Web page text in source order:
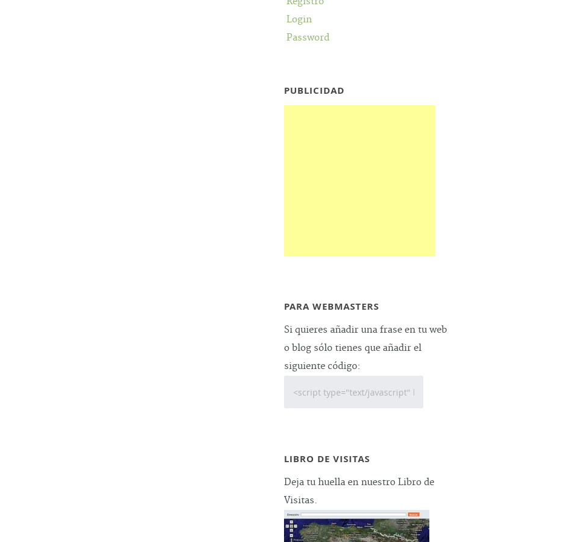
Login
Password
PUBLICIDAD
PARA WEBMASTERS
Si quieres añadir una frase en tu web
o blog sólo tienes que añadir el
siguiente código:
LIBRO DE VISITAS
Deja tu huella en nuestro Libro de
Visitas.